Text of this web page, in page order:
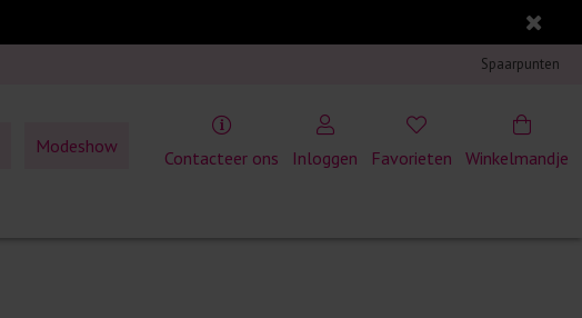
Spaarpunten
Winkelmandje
Modeshow
Contacteer ons Inloggen Favorieten